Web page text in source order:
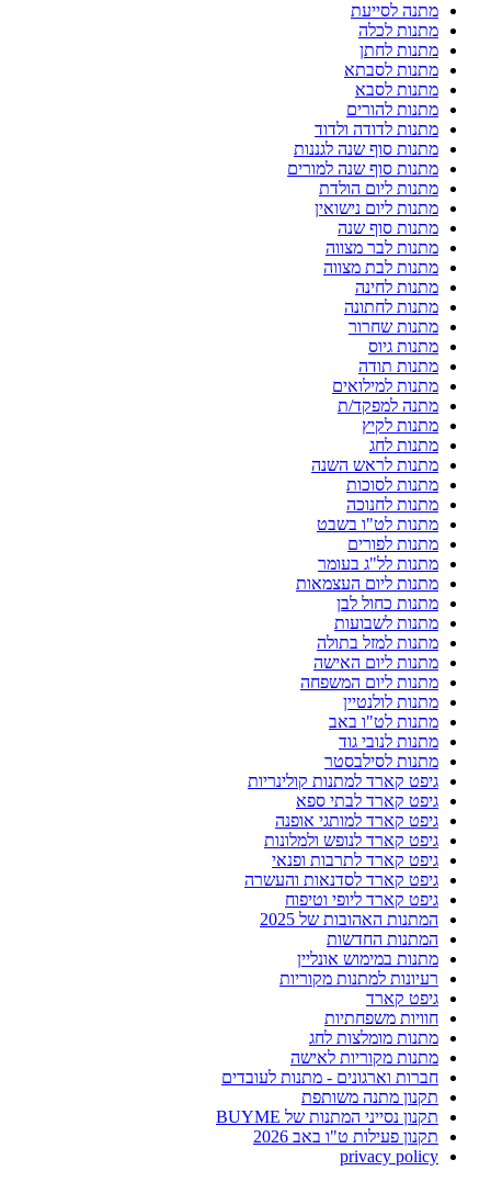
מתנה לסייעת
מתנות לכלה
מתנות לחתן
מתנות לסבתא
מתנות לסבא
מתנות להורים
מתנות לדודה ולדוד
מתנות סוף שנה לגננות
מתנות סוף שנה למורים
מתנות ליום הולדת
מתנות ליום נישואין
מתנות סוף שנה
מתנות לבר מצווה
מתנות לבת מצווה
מתנות לחינה
מתנות לחתונה
מתנות שחרור
מתנות גיוס
מתנות תודה
מתנות למילואים
מתנה למפקד/ת
מתנות לקיץ
מתנות לחג
מתנות לראש השנה
מתנות לסוכות
מתנות לחנוכה
מתנות לט"ו בשבט
מתנות לפורים
מתנות לל"ג בעומר
מתנות ליום העצמאות
מתנות כחול לבן
מתנות לשבועות
מתנות למזל בתולה
מתנות ליום האישה
מתנות ליום המשפחה
מתנות לולנטיין
מתנות לט"ו באב
מתנות לנובי גוד
מתנות לסילבסטר
גיפט קארד למתנות קולינריות
גיפט קארד לבתי ספא
גיפט קארד למותגי אופנה
גיפט קארד לנופש ולמלונות
גיפט קארד לתרבות ופנאי
גיפט קארד לסדנאות והעשרה
גיפט קארד ליופי וטיפוח
המתנות האהובות של 2025
המתנות החדשות
מתנות במימוש אונליין
רעיונות למתנות מקוריות
גיפט קארד
חוויות משפחתיות
מתנות מומלצות לחג
מתנות מקוריות לאישה
חברות וארגונים - מתנות לעובדים
תקנון מתנה משותפת
תקנון נסייני המתנות של BUYME
תקנון פעילות ט"ו באב 2026
privacy policy